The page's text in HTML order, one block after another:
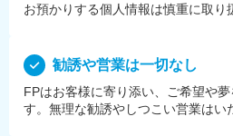
お預かりする個⼈情報は慎重に取り
勧誘や営業は⼀切なし
FPはお客様に寄り添い、ご希望や
す。無理な勧誘やしつこい営業はい